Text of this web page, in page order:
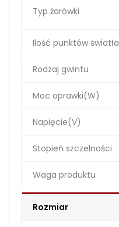
Typ żarówki
Ilość punktów światła
Rodzaj gwintu
Moc oprawki(W)
Napięcie(V)
Stopień szczelności
Waga produktu
Rozmiar